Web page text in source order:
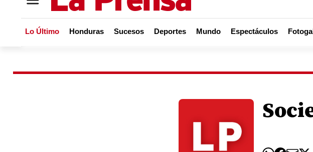
Lo Último Honduras Sucesos Deportes Mundo Espectáculos